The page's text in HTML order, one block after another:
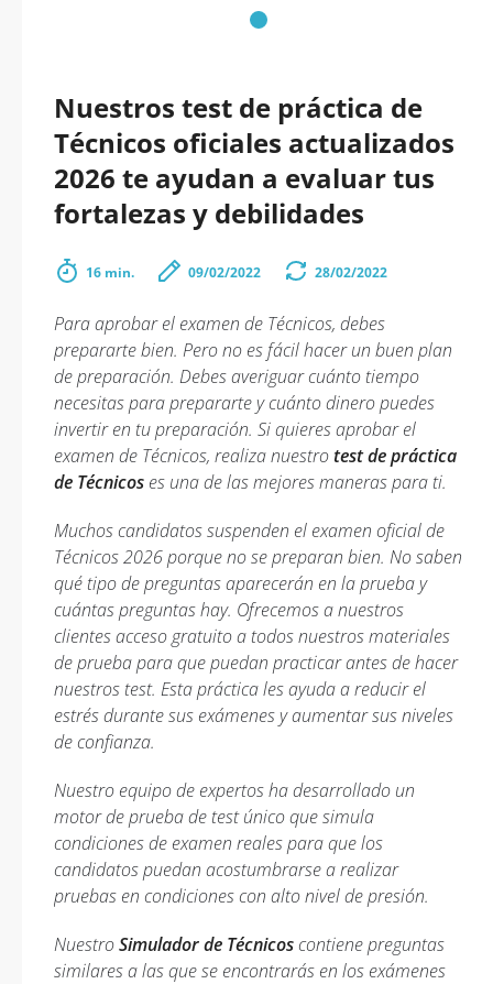
Nuestros test de práctica de
Técnicos oficiales actualizados
2026 te ayudan a evaluar tus
fortalezas y debilidades
16 min. 09/02/2022 28/02/2022
Para aprobar el examen de Técnicos, debes
prepararte bien. Pero no es fácil hacer un buen plan
de preparación. Debes averiguar cuánto tiempo
necesitas para prepararte y cuánto dinero puedes
invertir en tu preparación. Si quieres aprobar el
examen de Técnicos, realiza nuestro test de práctica
de Técnicos es una de las mejores maneras para ti.
Muchos candidatos suspenden el examen oficial de
Técnicos 2026 porque no se preparan bien. No saben
qué tipo de preguntas aparecerán en la prueba y
cuántas preguntas hay. Ofrecemos a nuestros
clientes acceso gratuito a todos nuestros materiales
de prueba para que puedan practicar antes de hacer
nuestros test. Esta práctica les ayuda a reducir el
estrés durante sus exámenes y aumentar sus niveles
de confianza.
Nuestro equipo de expertos ha desarrollado un
motor de prueba de test único que simula
condiciones de examen reales para que los
candidatos puedan acostumbrarse a realizar
pruebas en condiciones con alto nivel de presión.
NuestroSimulador de Técnicoscontiene preguntas
similares a las que se encontrarás en los exámenes